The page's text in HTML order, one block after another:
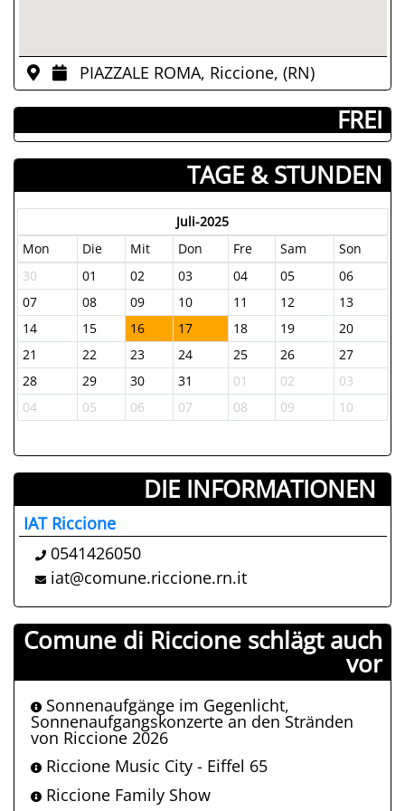
PIAZZALE ROMA, Riccione, (RN)
­ FREI
TAGE & STUNDEN
Juli-2025
Mon
Die Mit Don Fre Sam
Son
30
01 02 03 04 05
06
07
08 09 10 11 12
13
14
15 16 17 18 19
20
21
22 23 24 25 26
27
28
29 30 31 01 02
03
04
05 06 07 08 09 10
DIE INFORMATIONEN ­
IAT Riccione
0541426050
iat@comune.riccione.rn.it
Comune di Riccione schlägt auch
vor
Sonnenaufgänge im Gegenlicht,
Sonnenaufgangskonzerte an den Stränden
von Riccione 2026
Riccione Music City - Eiffel 65
Riccione Family Show